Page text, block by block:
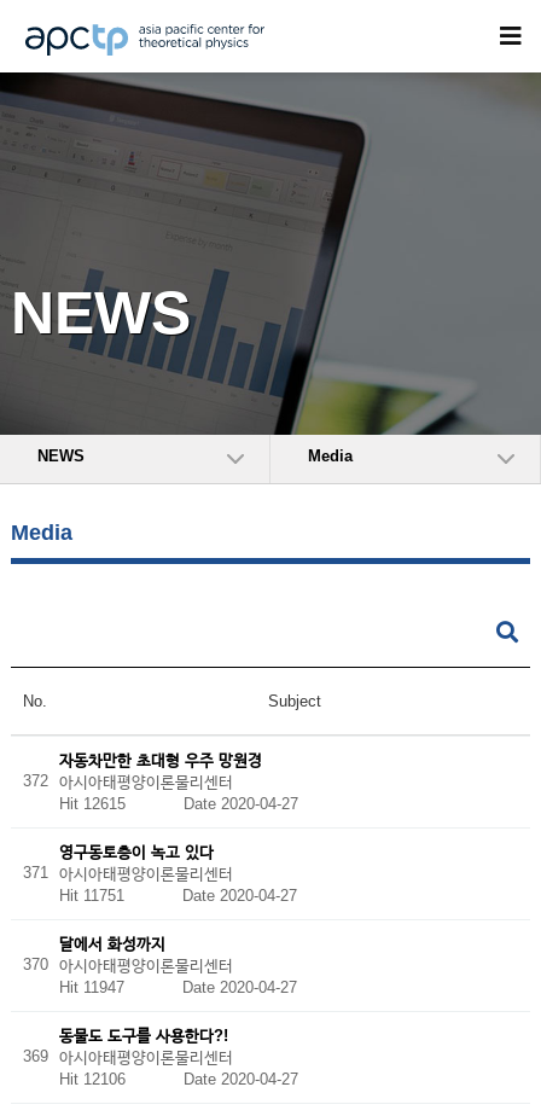
NEWS
NEWS Media
Media
No. Subject
372
자동차만한 초대형 우주 망원경
아시아태평양이론물리센터
Hit 12615 Date 2020-04-27
371
영구동토층이 녹고 있다
아시아태평양이론물리센터
Hit 11751 Date 2020-04-27
370
달에서 화성까지
아시아태평양이론물리센터
Hit 11947 Date 2020-04-27
369
동물도 도구를 사용한다?!
아시아태평양이론물리센터
Hit 12106 Date 2020-04-27